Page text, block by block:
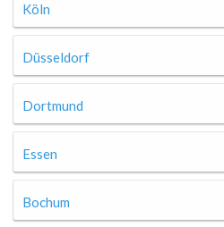
Köln
Düsseldorf
Dortmund
Essen
Bochum